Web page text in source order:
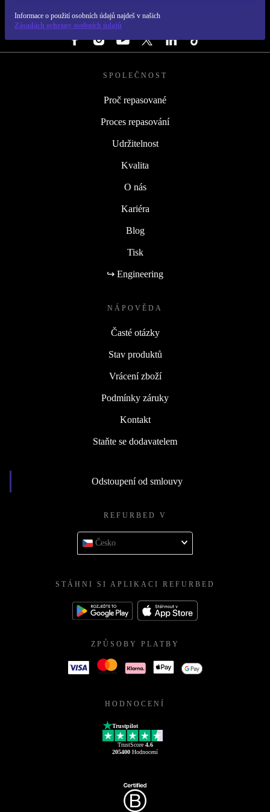
Informace o použití osobních údajů najdeš v našich
Zásadách ochrany osobních údajůSLEDUJ NÁS
SPOLEČNOST
Proč repasované
Proces repasování
Udržitelnost
Kvalita
O nás
Kariéra
Blog
Tisk
↪ Engineering
NÁPOVĚDA
Časté otázky
Stav produktů
Vrácení zboží
Podmínky záruky
Kontakt
Staňte se dodavatelem
Odstoupení od smlouvy
REFURBED V
Česko
STÁHNI SI APLIKACI REFURBED
ZPŮSOBY PLATBY
HODNOCENÍ
Trustpilot
TrustScore 4.6
205400 Hodnocení